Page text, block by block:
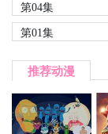
第04集
第01集
推荐动漫